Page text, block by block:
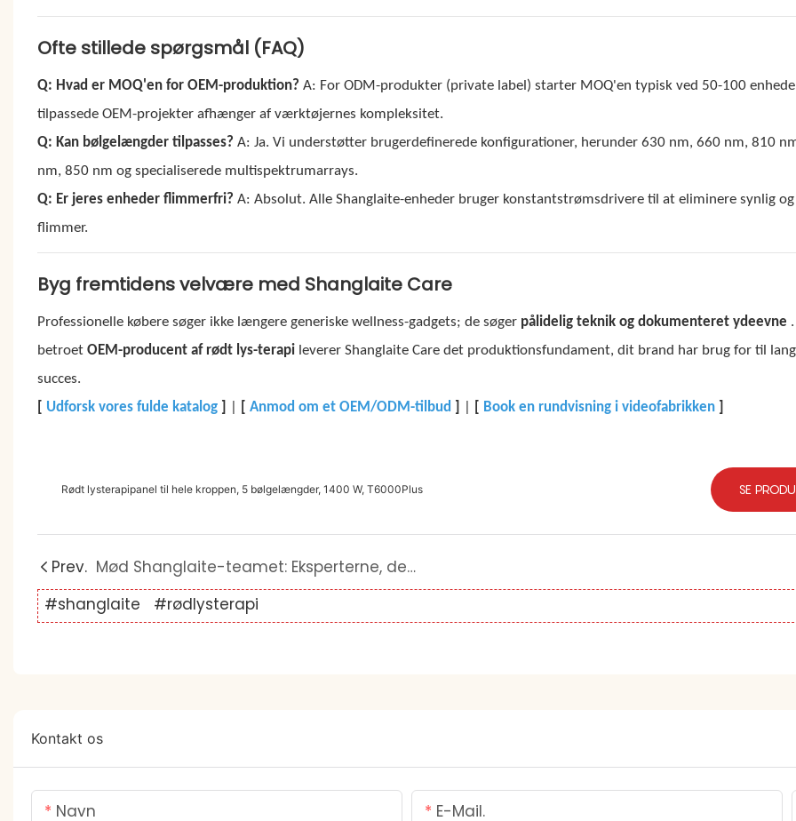
Ofte stillede spørgsmål (FAQ)
Q: Hvad er MOQ'en for OEM-produktion? A: For ODM-produkter (private label) starter MOQ'en typisk ved 50-100
tilpassede OEM-projekter afhænger af værktøjernes kompleksitet.
Q: Kan bølgelængder tilpasses? A: Ja. Vi understøtter brugerdefinerede konfigurationer, herunder 630 nm, 660 nm, 810
nm, 850 nm og specialiserede multispektrumarrays.
Q: Er jeres enheder flimmerfri? A: Absolut. Alle Shanglaite-enheder bruger konstantstrømsdrivere til at eliminere synlig
flimmer.
Byg fremtidens velvære med Shanglaite Care
Professionelle købere søger ikke længere generiske wellness-gadgets; de søger pålidelig teknik og dokumenteret ydeevne
betroet OEM-producent af rødt lys-terapileverer Shanglaite Care det produktionsfundament, dit brand har brug for til
succes.
Udforsk vores fulde katalog] Anmod om et OEM/ODM-tilbud Book en rundvisning i videofabrikken]
Rødt lysterapipanel til hele kroppen, 5 bølgelængder, 1400 W, T6000Plus SE
Prev.
Mød Shanglaite-teamet: Eksperterne, der driver global innovation inden for rød lysterapi
#shanglaite
#rødlysterapi
Kontakt os
Navn E-Mail.